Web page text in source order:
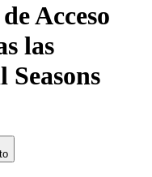
Acceso
las
Seasons